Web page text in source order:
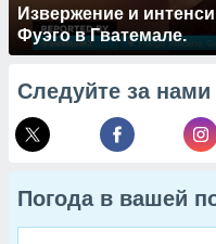
Извержение и
Фуэго в Гватемале.
Следуйте за нами
Погода в вашей